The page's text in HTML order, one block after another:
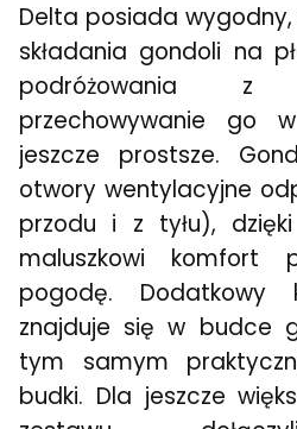
Delta posiada
składania gondoli na
podróżowania
przechowywanie go
jeszcze prostsze.
otwory wentylacyjne
przodu i z tyłu),
maluszkowi komfort
pogodę.
znajduje się w budce
tym samym
budki. Dla jeszcze